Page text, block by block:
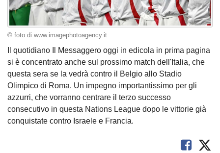
© foto di www.imagephotoagency.it
Il quotidiano Il Messaggero oggi in edicola in prima pagina
si è concentrato anche sul prossimo match dell'Italia, che
questa sera se la vedrà contro il Belgio allo Stadio
Olimpico di Roma. Un impegno importantissimo per gli
azzurri, che vorranno centrare il terzo successo
consecutivo in questa Nations League dopo le vittorie già
conquistate contro Israele e Francia.